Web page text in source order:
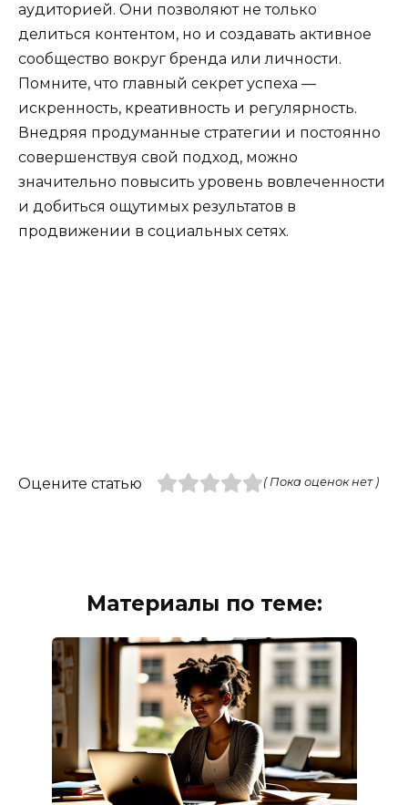
аудиторией. Они позволяют не только
делиться контентом, но и создавать активное
сообщество вокруг бренда или личности.
Помните, что главный секрет успеха —
искренность, креативность и регулярность.
Внедряя продуманные стратегии и постоянно
совершенствуя свой подход, можно
значительно повысить уровень вовлеченности
и добиться ощутимых результатов в
продвижении в социальных сетях.
Оцените статью ( Пока оценок нет )
Материалы по теме: